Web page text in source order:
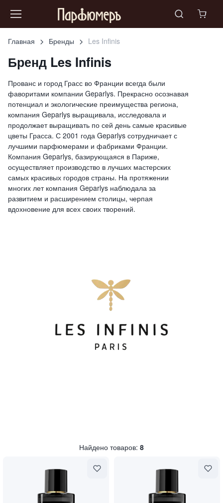
Главная Бренды Les Infinis
Бренд Les Infinis
Прованс и город Грасс во Франции всегда были
фаворитами компании Geparlys. Прекрасно осознавая
потенциал и экологические преимущества региона,
компания Geparlys выращивала, исследовала и
продолжает выращивать по сей день самые красивые
цветы Грасса. С 2001 года Geparlys сотрудничает с
лучшими парфюмерами и фабриками Франции.
Компания Geparlys, базирующаяся в Париже,
осуществляет производство в лучших мастерских
самых красивых городов страны. На протяжении
многих лет компания Geparlys наблюдала за
развитием и расширением столицы, черпая
вдохновение для всех своих творений.
Найдено товаров: 8